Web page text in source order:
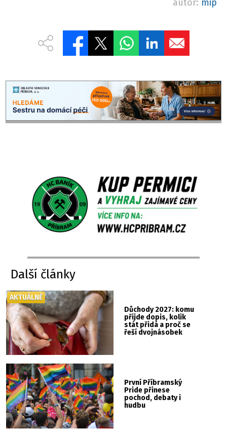
autor: mip
Další články
Důchody 2027: komu
přijde dopis, kolik
stát přidá a proč se
řeší dvojnásobek
AKTUÁLNĚ
První Příbramský
Pride přinese
pochod, debaty i
hudbu